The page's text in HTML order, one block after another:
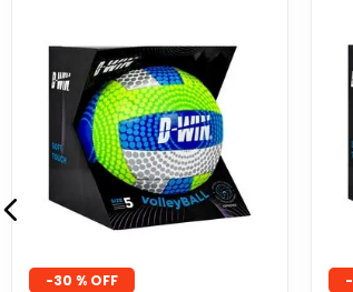
Escribe un comentario
-30 % -